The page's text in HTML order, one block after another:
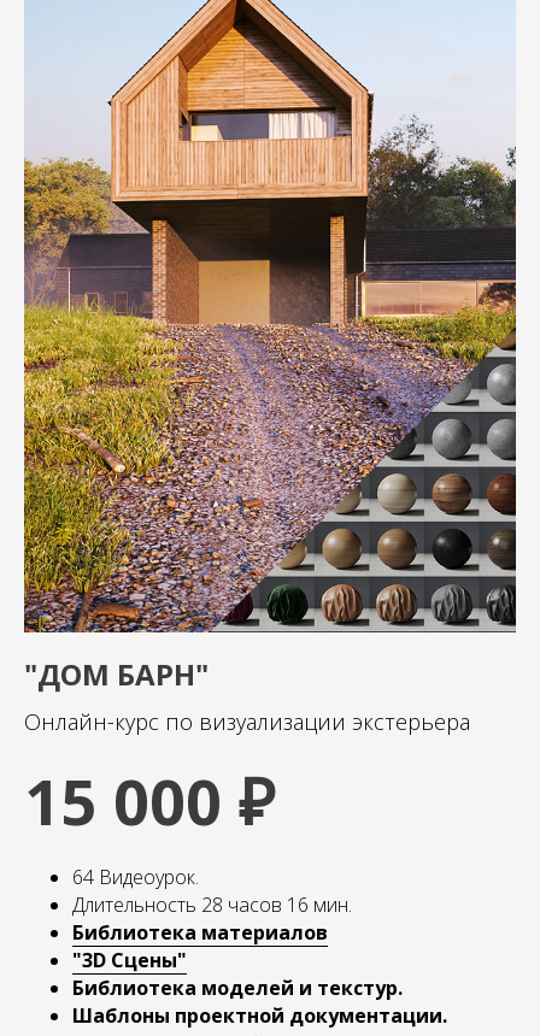
"ДОМ БАРН"
Онлайн-курс по визуализации экстерьера
15 000 ₽
64 Видеоурок.
Длительность 28 часов 16 мин.
Библиотека материалов
"3D Сцены"
Библиотека моделей и текстур.
Шаблоны проектной документации.